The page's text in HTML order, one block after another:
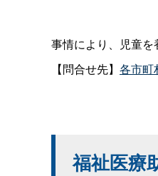
事情により、児童
【問合せ先】 各市町
福祉医療